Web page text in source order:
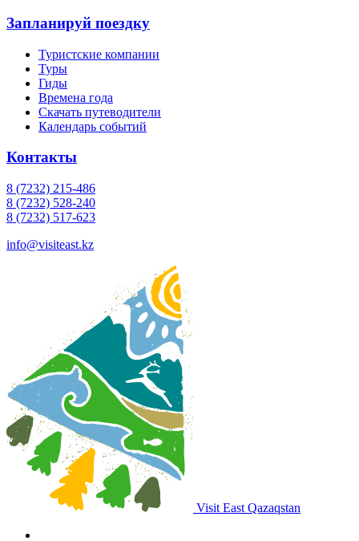
Запланируй поездку
Туристские компании
Туры
Гиды
Времена года
Скачать путеводители
Календарь событий
Контакты
8 (7232) 215-486
8 (7232) 528-240
8 (7232) 517-623
info@visiteast.kz
Visit East Qazaqstan